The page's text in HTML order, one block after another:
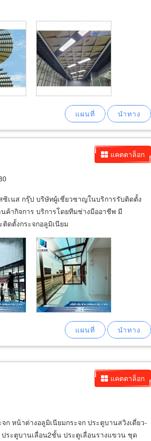
แคตตาล็อก
ซิเนส กรุ๊ป บริษัทผู้เชี่ยวชาญในบริการรับติดตั้ง
ค้ากิจการ บริการโดยทีมช่างมืออาชีพ มี
ดตั้งกระจกอลูมิเนียม
แคตตาล็อก
ก หน้าต่างอลูมิเนียมกระจก ประตูบานสวิงเดี่ยว-
ระตูบานเลื่อน2ชั้น ประตูเลื่อนรางแขวน ชุด